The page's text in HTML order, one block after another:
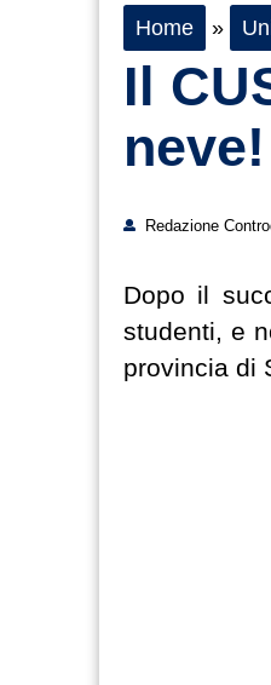
Home »
Il
neve!
Redazione
Dopo il
studenti, e
provincia di